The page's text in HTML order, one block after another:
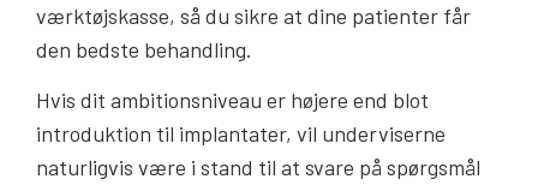
værktøjskasse, så du sikre at dine patienter får
den bedste behandling.
Hvis dit ambitionsniveau er højere end blot
introduktion til implantater, vil underviserne
naturligvis være i stand til at svare på spørgsmål